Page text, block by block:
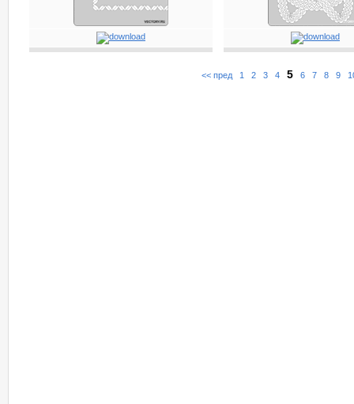
<< пред 1 2 3 4 5 6 7 8 9